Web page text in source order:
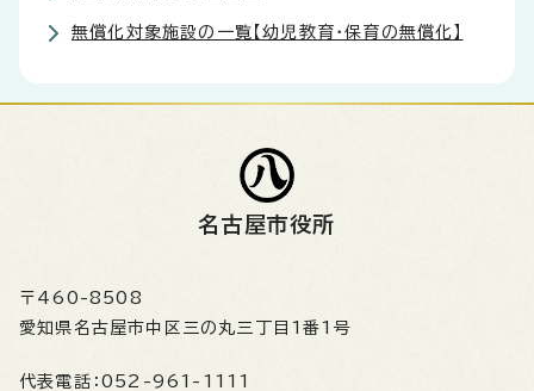
無償化対象施設の一覧【幼児教育・保育の無償化】
名古屋市役所
〒460-8508
愛知県名古屋市中区三の丸三丁目1番1号
代表電話： 052-961-1111